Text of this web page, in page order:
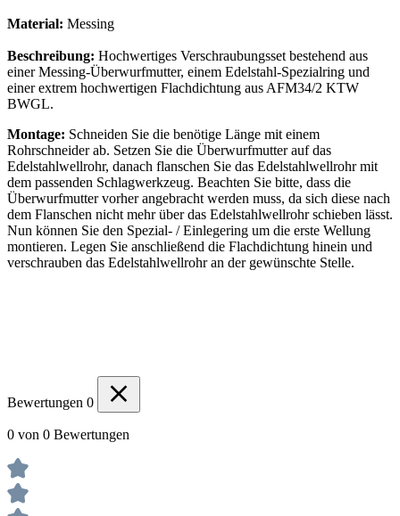
Material: Messing
Beschreibung: Hochwertiges Verschraubungsset bestehend aus
einer Messing-Überwurfmutter, einem Edelstahl-Spezialring und
einer extrem hochwertigen Flachdichtung aus AFM34/2 KTW
BWGL.
Montage: Schneiden Sie die benötige Länge mit einem
Rohrschneider ab. Setzen Sie die Überwurfmutter auf das
Edelstahlwellrohr, danach flanschen Sie das Edelstahlwellrohr mit
dem passenden Schlagwerkzeug. Beachten Sie bitte, dass die
Überwurfmutter vorher angebracht werden muss, da sich diese nach
dem Flanschen nicht mehr über das Edelstahlwellrohr schieben lässt.
Nun können Sie den Spezial- / Einlegering um die erste Wellung
montieren. Legen Sie anschließend die Flachdichtung hinein und
verschrauben das Edelstahlwellrohr an der gewünschte Stelle.
Bewertungen 0
0 von 0 Bewertungen